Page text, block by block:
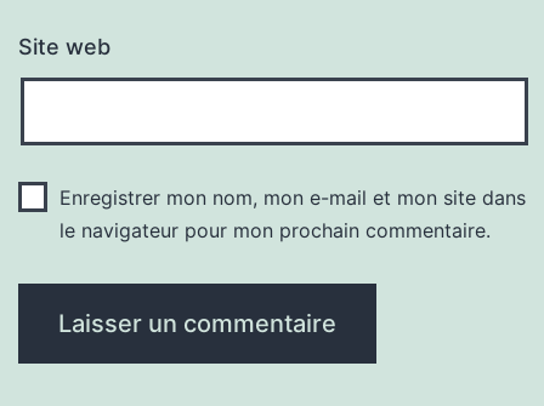
Site web
Enregistrer mon nom, mon e-mail et mon site dans
le navigateur pour mon prochain commentaire.